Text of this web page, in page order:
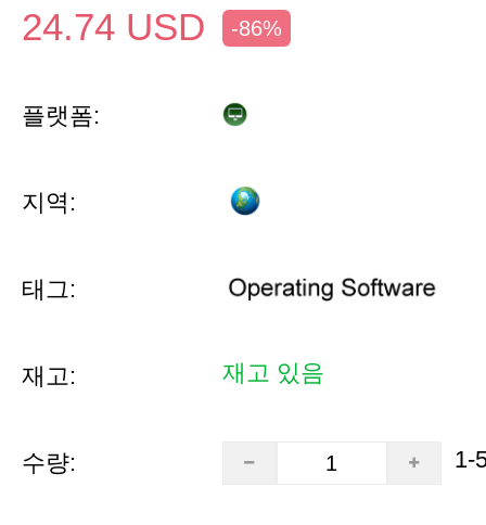
24.74 USD -86%
플랫폼:
지역:
태그:
재고: 재고 있음
수량: 1-